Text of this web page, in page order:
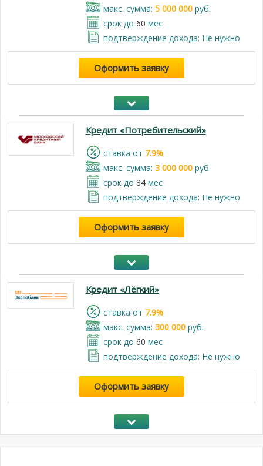
макс. сумма: 5 000 000руб.
срок до 60 мес
подтверждение дохода: Не нужно
Оформить заявку
Кредит «Потребительский»
cтавка от 7.9%
макс. сумма: 3 000 000руб.
срок до 84мес
подтверждение дохода: Не нужно
Оформить заявку
Кредит «Лёгкий»
cтавка от 7.9%
макс. сумма: 300 000руб.
срок до 60 мес
подтверждение дохода: Не нужно
Оформить заявку